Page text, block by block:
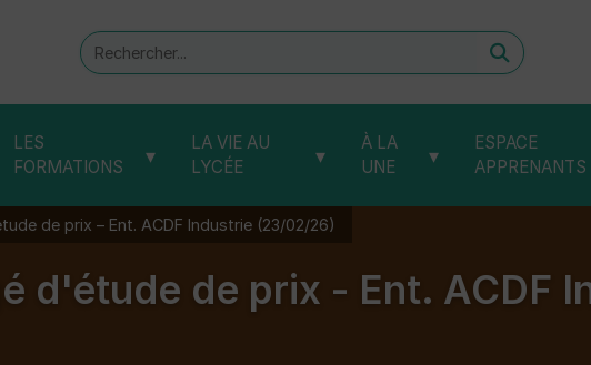
Rechercher
LES
FORMATIONS
▾
LA VIE AU
LYCÉE
▾
À LA
UNE
▾
ESPACE
APPRENANTS
de prix – Ent. ACDF Industrie (23/02/26)
d'étude de prix - Ent. ACDF